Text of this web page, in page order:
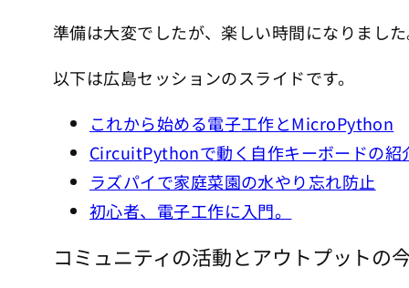
準備は大変でしたが、楽しい時間になりました
以下は広島セッションのスライドです。
これから始める電子工作とMicroPython
CircuitPythonで動く自作キーボードの紹
ラズパイで家庭菜園の水やり忘れ防止
初心者、電子工作に入門。
コミュニティの活動とアウトプットの